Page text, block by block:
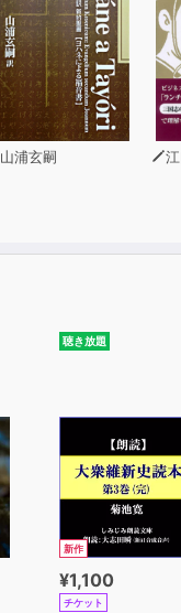
山浦玄嗣
聴き放題
新作
¥1,100
チケット